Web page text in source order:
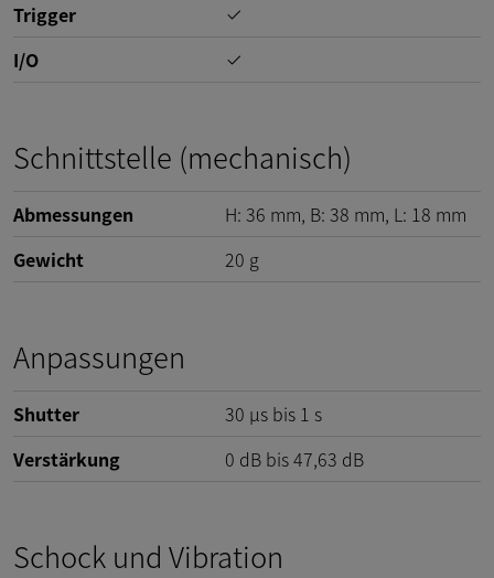
Trigger
I/O
Schnittstelle (mechanisch)
Abmessungen H: 36 mm, B: 38 mm, L: 18 mm
Gewicht
20 g
Anpassungen
Shutter
30 µs bis 1 s
Verstärkung
0 dB bis47,63 dB
Schock und Vibration